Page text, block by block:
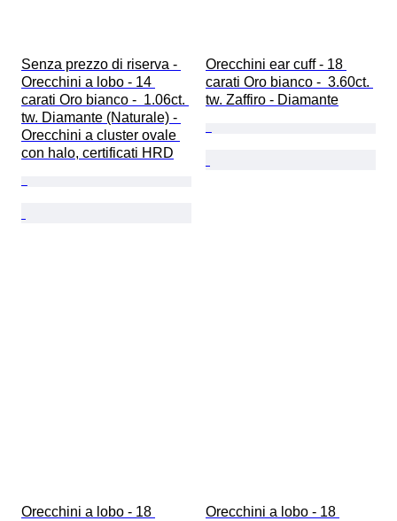
Senza prezzo di riserva -
Orecchini a lobo - 14
carati Oro bianco -  1.06ct.
tw. Diamante (Naturale) -
Orecchini a cluster ovale
con halo, certificati HRD
Orecchini ear cuff - 18
carati Oro bianco -  3.60ct.
tw. Zaffiro - Diamante
Orecchini a lobo - 18
Orecchini a lobo - 18